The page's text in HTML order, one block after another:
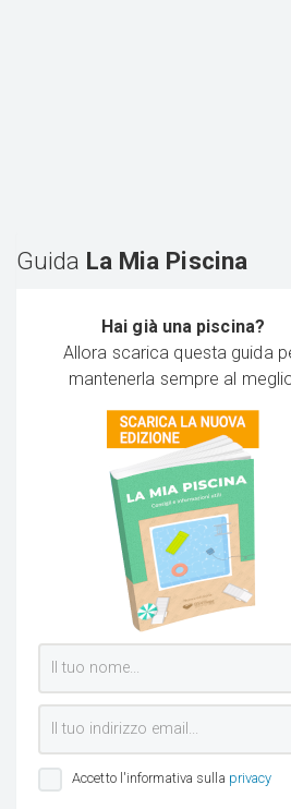
Guida La Mia Piscina
Hai già una piscina?
Allora scarica questa guida
mantenerla sempre al
Accetto l'informativa sulla privacy